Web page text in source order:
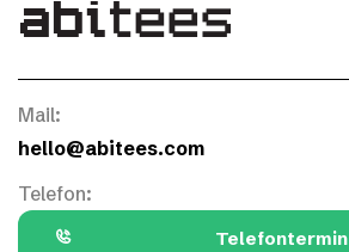
Mail:
hello@abitees.com
Telefon:
Telefontermin